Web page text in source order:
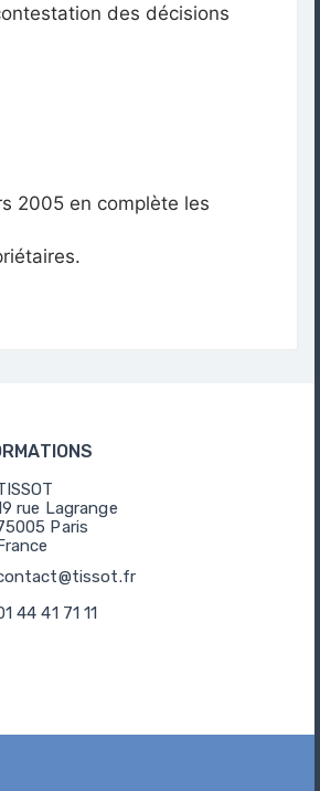
des décisions
2005 en complète les
rue Lagrange
Paris
44 41 71 11